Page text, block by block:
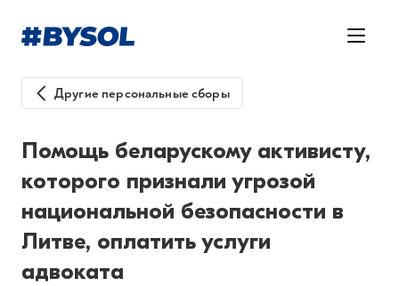
Другие персональные сборы
Помощь беларускому активисту,
которого признали угрозой
национальной безопасности в
Литве, оплатить услуги
адвоката